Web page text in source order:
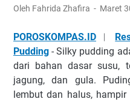
Oleh Fahrida Zhafira Maret
POROSKOMPAS.ID ︱
Pudding - Silky pudding
dari bahan dasar susu,
jagung, dan gula.
lembut dan halus,